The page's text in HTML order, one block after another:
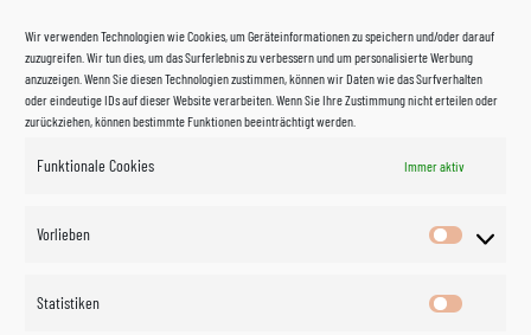
Wir verwenden Technologien wie Cookies, um Geräteinformationen zu speichern und/oder darauf
zuzugreifen. Wir tun dies, um das Surferlebnis zu verbessern und um personalisierte Werbung
anzuzeigen. Wenn Sie diesen Technologien zustimmen, können wir Daten wie das Surfverhalten
oder eindeutige IDs auf dieser Website verarbeiten. Wenn Sie Ihre Zustimmung nicht erteilen oder
zurückziehen, können bestimmte Funktionen beeinträchtigt werden.
Funktionale Cookies Immer aktiv
Vorlieben
Vorlieben
Statistiken